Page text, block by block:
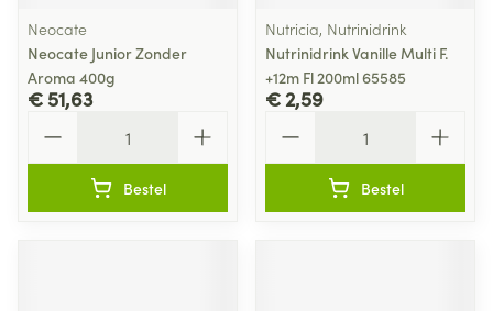
Neocate
Neocate Junior Zonder
Aroma 400g
€ 51,63
Bestel
Nutricia, Nutrinidrink
Nutrinidrink Vanille Multi F.
+12m Fl 200ml 65585
€ 2,59
Bestel